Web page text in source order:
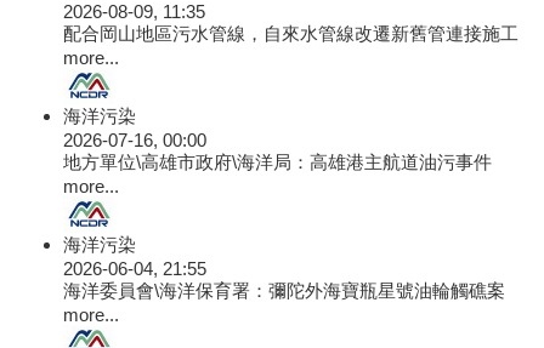
2026-08-09, 11:35
配合岡山地區污水管線，自來水管線改遷新舊管連接施工
more...
海洋污染
2026-07-16, 00:00
地方單位\高雄市政府\海洋局：高雄港主航道油污事件
more...
海洋污染
2026-06-04, 21:55
海洋委員會\海洋保育署：彌陀外海寶瓶星號油輪觸礁案
more...